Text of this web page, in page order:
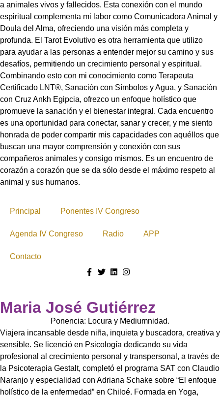
a animales vivos y fallecidos. Esta conexión con el mundo
espiritual complementa mi labor como Comunicadora Animal y
Doula del Alma, ofreciendo una visión más completa y
profunda. El Tarot Evolutivo es otra herramienta que utilizo
para ayudar a las personas a entender mejor su camino y sus
desafíos, permitiendo un crecimiento personal y espiritual.
Combinando esto con mi conocimiento como Terapeuta
Certificado LNT®, Sanación con Símbolos y Agua, y Sanación
con Cruz Ankh Egipcia, ofrezco un enfoque holístico que
promueve la sanación y el bienestar integral. Cada encuentro
es una oportunidad para conectar, sanar y crecer, y me siento
honrada de poder compartir mis capacidades con aquéllos que
buscan una mayor comprensión y conexión con sus
compañeros animales y consigo mismos. Es un encuentro de
corazón a corazón que se da sólo desde el máximo respeto al
animal y sus humanos.
Principal Ponentes IV Congreso
Agenda IV Congreso Radio APP
Contacto
Maria José Gutiérrez
Ponencia: Locura y Mediumnidad.
Viajera incansable desde niña, inquieta y buscadora, creativa y
sensible. Se licenció en Psicología dedicando su vida
profesional al crecimiento personal y transpersonal, a través de
la Psicoterapia Gestalt, completó el programa SAT con Claudio
Naranjo y especialidad con Adriana Schake sobre “El enfoque
holístico de la enfermedad” en Chiloé. Formada en Yoga,